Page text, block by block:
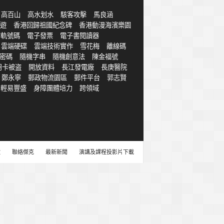
高百山 高水划水 駭客攻擊
馬良涵
香港回歸祖國紀念碑
香港動漫海濱樂園
號碼
電子發票
電子書閱讀器
雲端硬碟
雲端技術實作 雪花梅
離線碼
碼
隨機字串 隨機創意法
陳金福號
卡被盗
開放資料 長江發電廠
長庚醫院
鄭永寧
郵政物流園區 郵件平台
郭志賢
輕易豐盛
身障團體培力 跨領域
聯絡傑克 最新新聞 演講及課程投影片下載